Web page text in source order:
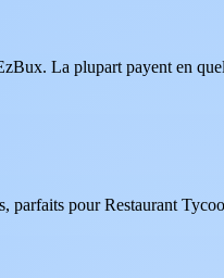
La plupart payent en
parfaits pour Restaurant